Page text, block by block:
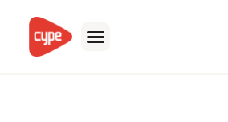
contenu